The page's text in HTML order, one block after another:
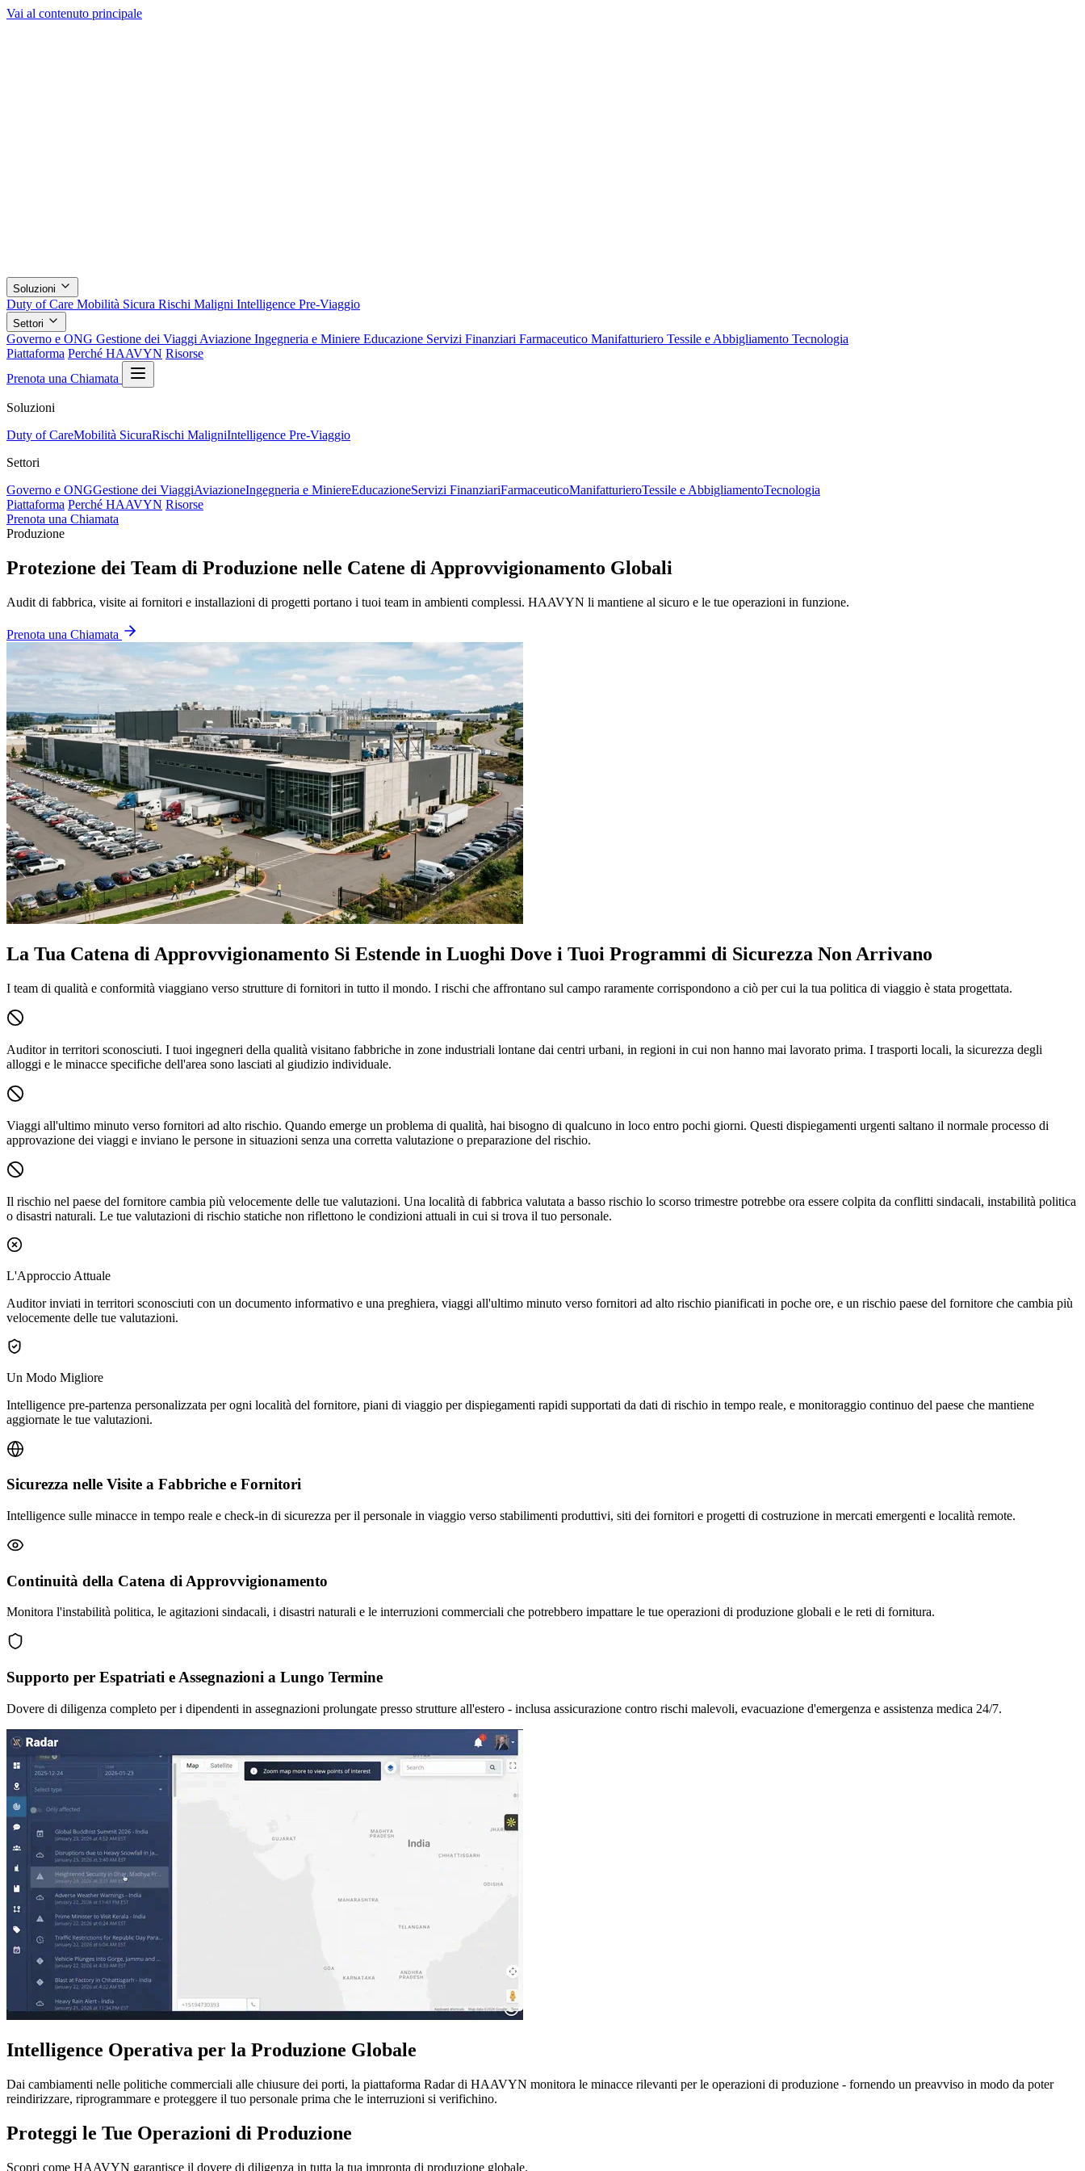
Vai al contenuto principale
Soluzioni
Duty of Care Mobilità Sicura Rischi Maligni Intelligence Pre-Viaggio
Settori
Governo e ONG Gestione dei Viaggi Aviazione Ingegneria e Miniere Educazione Servizi Finanziari Farmaceutico Manifatturiero Tessile e Abbigliamento Tecnologia
Piattaforma Perché HAAVYN Risorse
Prenota una Chiamata
Soluzioni
Duty of CareMobilità SicuraRischi MaligniIntelligence Pre-Viaggio
Settori
Governo e ONGGestione dei ViaggiAviazioneIngegneria e MiniereEducazioneServizi FinanziariFarmaceuticoManifatturieroTessile e AbbigliamentoTecnologia
Piattaforma Perché HAAVYN Risorse
Prenota una Chiamata
Produzione
Protezione dei Team di Produzione nelle Catene di Approvvigionamento Globali
Audit di fabbrica, visite ai fornitori e installazioni di progetti portano i tuoi team in ambienti complessi. HAAVYN li mantiene al sicuro e le tue operazioni in funzione.
Prenota una Chiamata
La Tua Catena di Approvvigionamento Si Estende in Luoghi Dove i Tuoi Programmi di Sicurezza Non Arrivano
I team di qualità e conformità viaggiano verso strutture di fornitori in tutto il mondo. I rischi che affrontano sul campo raramente corrispondono a ciò per cui la tua politica di viaggio è stata progettata.
Auditor in territori sconosciuti. I tuoi ingegneri della qualità visitano fabbriche in zone industriali lontane dai centri urbani, in regioni in cui non hanno mai lavorato prima. I trasporti locali, la sicurezza degli
alloggi e le minacce specifiche dell'area sono lasciati al giudizio individuale.
Viaggi all'ultimo minuto verso fornitori ad alto rischio. Quando emerge un problema di qualità, hai bisogno di qualcuno in loco entro pochi giorni. Questi dispiegamenti urgenti saltano il normale processo di
approvazione dei viaggi e inviano le persone in situazioni senza una corretta valutazione o preparazione del rischio.
Il rischio nel paese del fornitore cambia più velocemente delle tue valutazioni. Una località di fabbrica valutata a basso rischio lo scorso trimestre potrebbe ora essere colpita da conflitti sindacali, instabilità politica
o disastri naturali. Le tue valutazioni di rischio statiche non riflettono le condizioni attuali in cui si trova il tuo personale.
L'Approccio Attuale
Auditor inviati in territori sconosciuti con un documento informativo e una preghiera, viaggi all'ultimo minuto verso fornitori ad alto rischio pianificati in poche ore, e un rischio paese del fornitore che cambia più
velocemente delle tue valutazioni.
Un Modo Migliore
Intelligence pre-partenza personalizzata per ogni località del fornitore, piani di viaggio per dispiegamenti rapidi supportati da dati di rischio in tempo reale, e monitoraggio continuo del paese che mantiene
aggiornate le tue valutazioni.
Sicurezza nelle Visite a Fabbriche e Fornitori
Intelligence sulle minacce in tempo reale e check-in di sicurezza per il personale in viaggio verso stabilimenti produttivi, siti dei fornitori e progetti di costruzione in mercati emergenti e località remote.
Continuità della Catena di Approvvigionamento
Monitora l'instabilità politica, le agitazioni sindacali, i disastri naturali e le interruzioni commerciali che potrebbero impattare le tue operazioni di produzione globali e le reti di fornitura.
Supporto per Espatriati e Assegnazioni a Lungo Termine
Dovere di diligenza completo per i dipendenti in assegnazioni prolungate presso strutture all'estero - inclusa assicurazione contro rischi malevoli, evacuazione d'emergenza e assistenza medica 24/7.
Intelligence Operativa per la Produzione Globale
Dai cambiamenti nelle politiche commerciali alle chiusure dei porti, la piattaforma Radar di HAAVYN monitora le minacce rilevanti per le operazioni di produzione - fornendo un preavviso in modo da poter
reindirizzare, riprogrammare e proteggere il tuo personale prima che le interruzioni si verifichino.
Proteggi le Tue Operazioni di Produzione
Scopri come HAAVYN garantisce il dovere di diligenza in tutta la tua impronta di produzione globale.